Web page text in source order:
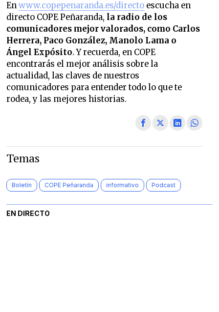
Enwww.copepenaranda.es/directo escucha en
directo COPE Peñaranda, la radio de los
comunicadores mejor valorados, como Carlos
Herrera, Paco González, Manolo Lama o
Ángel Expósito. Y recuerda, en COPE
encontrarás el mejor análisis sobre la
actualidad, las claves de nuestros
comunicadores para entender todo lo que te
rodea, y las mejores historias.
Temas
Boletín COPE Peñaranda informativo Podcast
EN DIRECTO